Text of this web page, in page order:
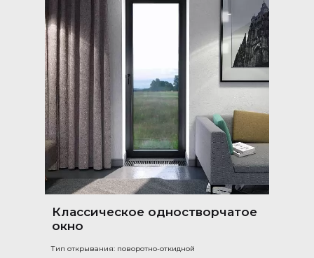
Классическое одностворчатое
окно
Тип открывания: поворотно-откидной